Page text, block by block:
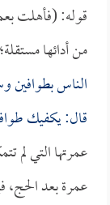
قوله: (فأهلت
من أدائها
الناس
قال: يكفيك
عمرتها التي لم
عمرة بعد